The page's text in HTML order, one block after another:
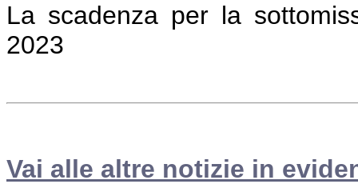
La scadenza per la
2023
Vai alle altre notizie in